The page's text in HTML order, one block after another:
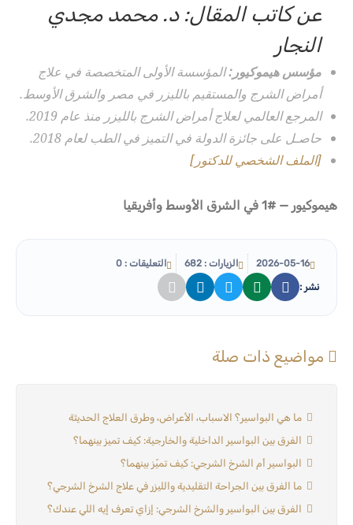
عن كاتب المقال: د. محمد مجدي
النجار
مؤسس هيموكيور:المؤسسة الأولى المتخصصة في علاج
أمراض الشرج والمستقيم بالليزر في مصر والشرق الأوسط.
المرجع العالمي لعلاج أمراض الشرج بالليزر منذ عام 2019.
حاصـل على جائزة الدولة في التميز في الطب لعام 2018.
[الملف الشخصي للدكتور]
هيموكيور — #1 في الشرق الأوسط وأفريقيا
2026-05-16 الزيارات : 682 التعليقات : 0
نشر :
مواضيع ذات صلة
ما هي البواسير؟ الاسباب، الأعراض، وطرق العلاج الحديثة
الفرق بين البواسير الداخلية والخارجية: كيف تميز بينهما؟
البواسير أم الشرخ الشرجي: كيف تميّز بينهما؟
ما الفرق بين الجراحة التقليدية والليزر في علاج الشرخ الشرجي؟
الفرق بين البواسير والشرخ الشرجي: إزاي تعرف إيه اللي عندك؟